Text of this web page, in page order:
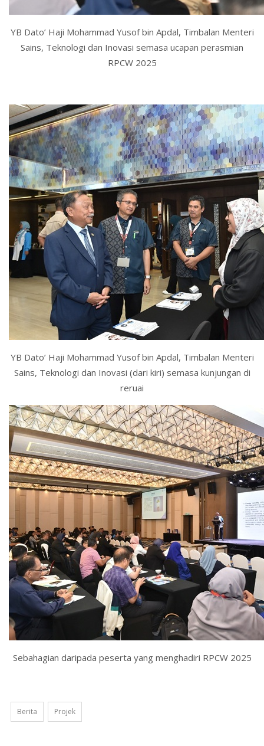
YB Dato’ Haji Mohammad Yusof bin Apdal, Timbalan Menteri
Sains, Teknologi dan Inovasi semasa ucapan perasmian
RPCW 2025
YB Dato’ Haji Mohammad Yusof bin Apdal, Timbalan Menteri
Sains, Teknologi dan Inovasi (dari kiri) semasa kunjungan di
reruai
Sebahagian daripada peserta yang menghadiri RPCW 2025
Berita Projek